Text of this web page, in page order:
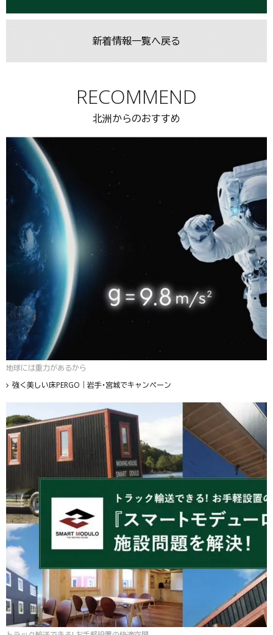
新着情報一覧へ戻る
RECOMMEND
北洲からのおすすめ
地球には重力があるから
強く美しい床PERGO｜岩手・宮城でキャンペーン